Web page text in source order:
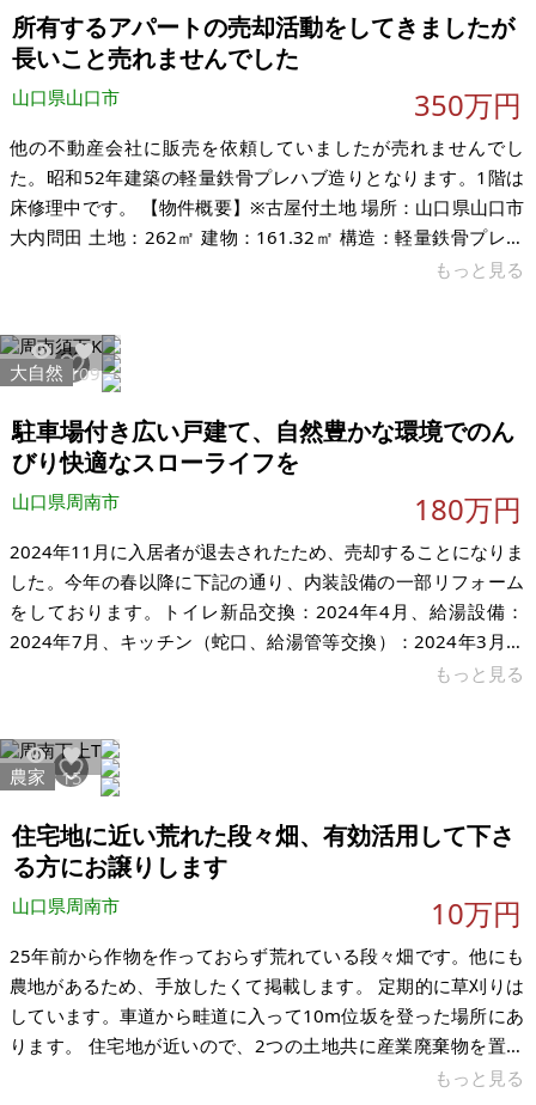
売買でのお取引きとなります。
所有するアパートの売却活動をしてきましたが
長いこと売れませんでした
山口県山口市 350万円
他の不動産会社に販売を依頼していましたが売れませんでし
た。昭和52年建築の軽量鉄骨プレハブ造りとなります。1階は
床修理中です。 【物件概要】※古屋付土地 場所：山口県山口市
大内問田 土地：262㎡ 建物：161.32㎡ 構造：軽量鉄骨プレハ
ブ造りアパート4部屋 現況：空き家 希望価格：350万円 ※現状もっと見る
19115 109
大自然
駐車場付き広い戸建て、自然豊かな環境でのん
びり快適なスローライフを
山口県周南市 180万円
2024年11月に入居者が退去されたため、売却することになりま
した。今年の春以降に下記の通り、内装設備の一部リフォーム
をしております。トイレ新品交換：2024年4月、給湯設備：
2024年7月、キッチン（蛇口、給湯管等交換）：2024年3月、
浴室（蛇口等交換）：2024年3月、井戸ポンプ：2024年3月、
ルが乱舞し、夏には近所の山に登れば雲海を見ることができま
す。徒歩15分の場所に須金フルーツランドがあり、梨・ブド
ウ・イチゴ狩りが楽しめます。四季を通じて満天の星を観察で
きます。
もっと見る
710315
農家
住宅地に近い荒れた段々畑、有効活用して下さ
る方にお譲りします
山口県周南市 10万円
25年前から作物を作っておらず荒れている段々畑です。他にも
農地があるため、手放したくて掲載します。 定期的に草刈りは
しています。車道から畦道に入って10m位坂を登った場所にあ
ります。 住宅地が近いので、2つの土地共に産業廃棄物を置か
れる方には申し訳ありませんがお譲りできません。よく当たる
もっと見る